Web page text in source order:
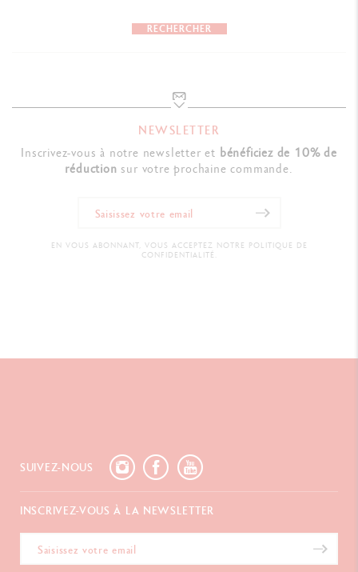
RECHERCHER
NEWSLETTER
Inscrivez-vous à notre newsletter et bénéficiez de 10% de
réduction sur votre prochaine commande.
EN VOUS ABONNANT, VOUS ACCEPTEZ NOTRE POLITIQUE DE
CONFIDENTIALITÉ.
SUIVEZ-NOUS
INSCRIVEZ-VOUS À LA NEWSLETTER